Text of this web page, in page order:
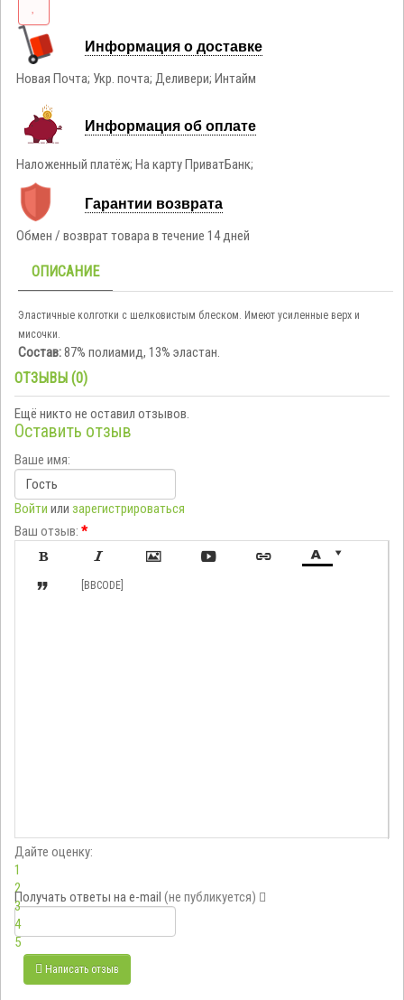
Информация о доставке
Новая Почта; Укр. почта; Деливери; Интайм
Информация об оплате
Наложенный платёж; На карту ПриватБанк;
Гарантии возврата
Обмен / возврат товара в течение 14 дней
ОПИСАНИЕ
Эластичные колготки с шелковистым блеском. Имеют усиленные верх и
мисочки.
Состав:87% полиамид, 13% эластан.
ОТЗЫВЫ (0)
Ещё никто не оставил отзывов.
Оставить отзыв
Ваше имя:
Войти или зарегистрироваться
Ваш отзыв: *

     
 [BBCODE]
Дайте оценку:
1
2
3
4
5
Получать ответы на e-mail (не публикуется)
Написать отзыв